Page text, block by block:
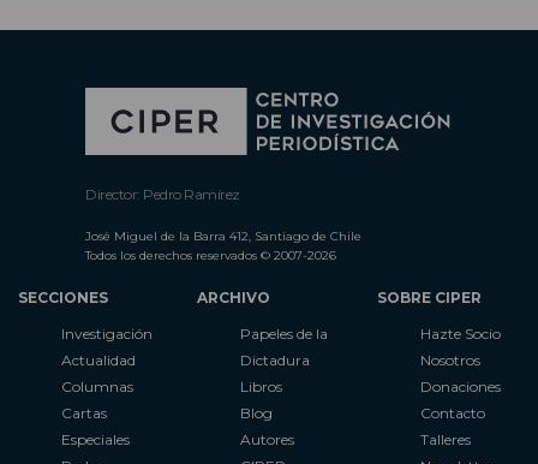
Director: Pedro Ramírez
José Miguel de la Barra 412, Santiago de Chile
Todos los derechos reservados © 2007-2026
SECCIONES
Investigación
Actualidad
Columnas
Cartas
Especiales
ARCHIVO
Papeles de la
Dictadura
Libros
Blog
Autores
SOBRE CIPER
Hazte Socio
Nosotros
Donaciones
Contacto
Talleres